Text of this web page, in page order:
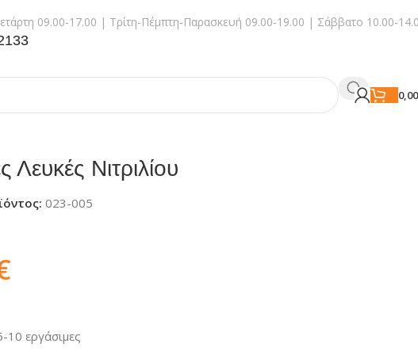
09.00-17.00 | Τρίτη-Πέμπτη-Παρασκευή 09.00-19.00 | Σάββατο 10.00-
Λευκές Νιτριλίου
023-005
10 εργάσιμες